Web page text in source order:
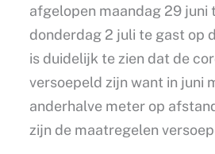
afgelopen maandag 29 juni
donderdag 2 juli te gast op
is duidelijk te zien dat de
versoepeld zijn want in juni
anderhalve meter op
zijn de maatregelen